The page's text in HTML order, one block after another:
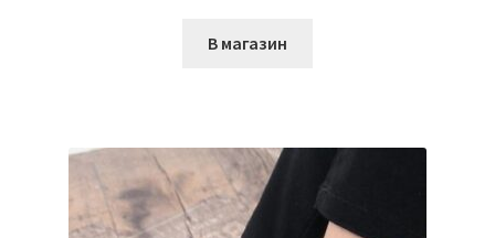
В магазин